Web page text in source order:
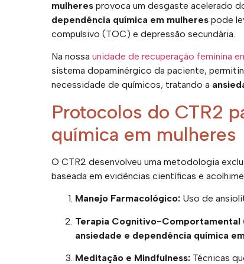
mulheres provoca um desgaste acelerado
dependência química em mulheres pode
compulsivo (TOC) e depressão secundária.
Na nossa unidade de recuperação feminina
sistema dopaminérgico da paciente,
necessidade de químicos, tratando a
Protocolos do CTR2
química em mulheres
O CTR2 desenvolveu uma metodologia
baseada em evidências científicas e
Manejo Farmacológico: Uso de
Terapia Cognitivo-Comportamental
ansiedade e dependência química
Meditação e Mindfulness: Técnicas